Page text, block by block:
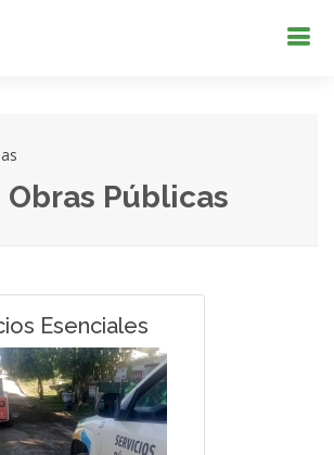
Públicas
Esenciales